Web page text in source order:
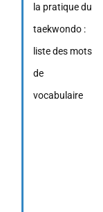
la pratique du
taekwondo :
liste des mots
de
vocabulaire